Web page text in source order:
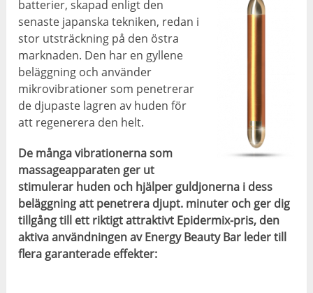
batterier, skapad enligt den
senaste japanska tekniken, redan i
stor utsträckning på den östra
marknaden. Den har en gyllene
beläggning och använder
mikrovibrationer som penetrerar
de djupaste lagren av huden för
att regenerera den helt.
De många vibrationerna som
massageapparaten ger ut
stimulerar huden och hjälper guldjonerna i dess
beläggning att penetrera djupt. minuter och ger dig
tillgång till ett riktigt attraktivt Epidermix-pris, den
aktiva användningen av Energy Beauty Bar leder till
flera garanterade effekter: